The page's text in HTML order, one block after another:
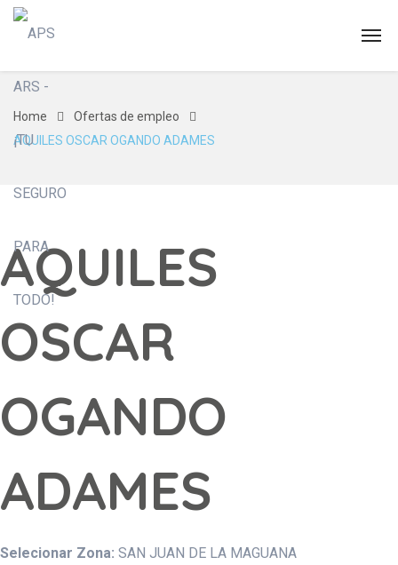
Home
Ofertas de empleo
AQUILES OSCAR OGANDO ADAMES
AQUILES
OSCAR
OGANDO
ADAMES
Selecionar Zona: SAN JUAN DE LA MAGUANA